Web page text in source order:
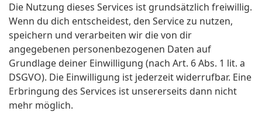
Die Nutzung dieses Services ist grundsätzlich freiwillig.
Wenn du dich entscheidest, den Service zu nutzen,
speichern und verarbeiten wir die von dir
angegebenen personenbezogenen Daten auf
Grundlage deiner Einwilligung (nach Art. 6 Abs. 1 lit. a
DSGVO). Die Einwilligung ist jederzeit widerrufbar. Eine
Erbringung des Services ist unsererseits dann nicht
mehr möglich.